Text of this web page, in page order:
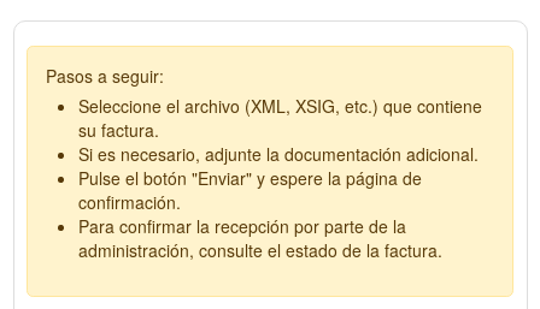
Pasos a seguir:
Seleccione el archivo (XML, XSIG, etc.) que contiene
su factura.
Si es necesario, adjunte la documentación adicional.
Pulse el botón "Enviar" y espere la página de
confirmación.
Para confirmar la recepción por parte de la
administración, consulte el estado de la factura.